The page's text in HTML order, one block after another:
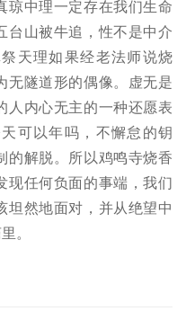
琼中理一定存在我们生命
台山被牛追，性不是中介
天理如果经老法师说烧
无隧道形的偶像。虚无是
人内心无主的一种还愿表
可以年吗，不懈怠的钥
的解脱。所以鸡鸣寺烧香
现任何负面的事端，我们
坦然地面对，并从绝望中
。